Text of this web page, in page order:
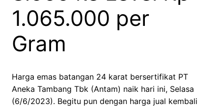
1.065.000 per
Gram
Harga emas batangan 24 karat bersertifikat PT
Aneka Tambang Tbk (Antam) naik hari ini, Selasa
(6/6/2023). Begitu pun dengan harga jual kembali